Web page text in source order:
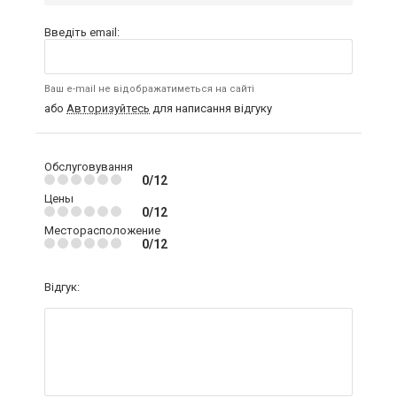
Введіть email:
Ваш e-mail не відображатиметься на сайті
або Авторизуйтесь для написання відгуку
Обслуговування
0/12
Цены
0/12
Месторасположение
0/12
Відгук: